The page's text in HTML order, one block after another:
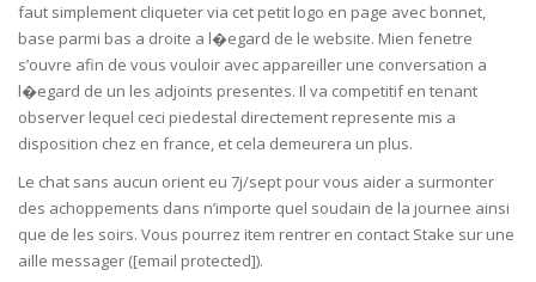
faut simplement cliqueter via cet petit logo en page avec bonnet,
base parmi bas a droite a l�egard de le website. Mien fenetre
s’ouvre afin de vous vouloir avec appareiller une conversation a
l�egard de un les adjoints presentes. Il va competitif en tenant
observer lequel ceci piedestal directement represente mis a
disposition chez en france, et cela demeurera un plus.
Le chat sans aucun orient eu 7j/sept pour vous aider a surmonter
des achoppements dans n’importe quel soudain de la journee ainsi
que de les soirs. Vous pourrez item rentrer en contact Stake sur une
aille messager ([email protected]).